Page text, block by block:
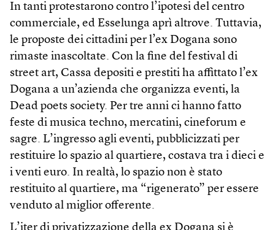
In tanti protestarono contro l’ipotesi del centro
commerciale, ed Esselunga aprì altrove. Tuttavia,
le proposte dei cittadini per l’ex Dogana sono
rimaste inascoltate. Con la fine del festival di
street art, Cassa depositi e prestiti ha affittato l’ex
Dogana a un’azienda che organizza eventi, la
Dead poets society. Per tre anni ci hanno fatto
feste di musica techno, mercatini, cineforum e
sagre. L’ingresso agli eventi, pubblicizzati per
restituire lo spazio al quartiere, costava tra i dieci e
i venti euro. In realtà, lo spazio non è stato
restituito al quartiere, ma “rigenerato” per essere
venduto al miglior offerente.